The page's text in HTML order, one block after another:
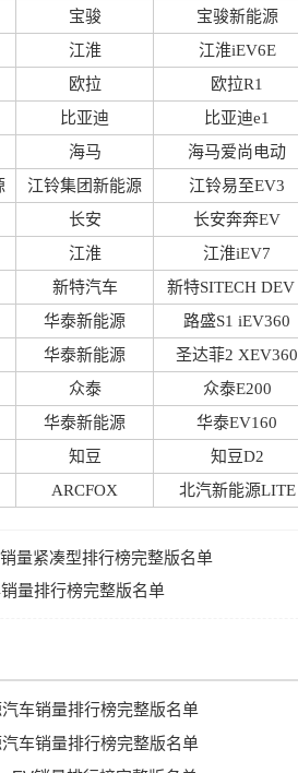
宝骏
宝骏新能源
江淮
江淮iEV6E
欧拉
欧拉R1
比亚迪
比亚迪e1
海马
海马爱尚电动
江铃集团新能源 江铃易至EV3
长安
长安奔奔EV
江淮
江淮iEV7
新特汽车
新特SITECH DEV
华泰新能源
路盛S1 iEV360
华泰新能源
圣达菲2 XEV360
众泰
众泰E200
华泰新能源
华泰EV160
知豆
知豆D2
ARCFOX
北汽新能源LITE
量紧凑型排行榜完整版名单
量排行榜完整版名单
车销量排行榜完整版名单
车销量排行榜完整版名单